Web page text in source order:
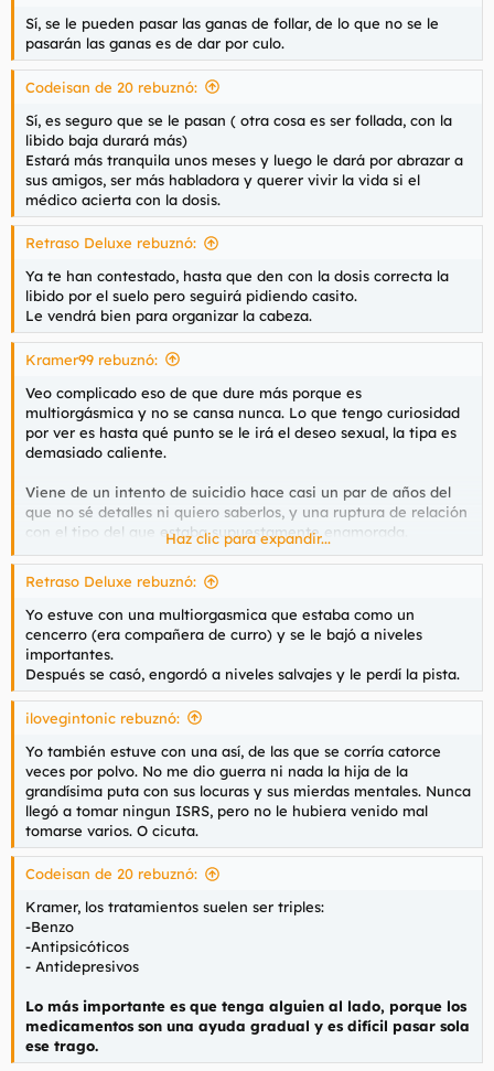
Sí, se le pueden pasar las ganas de follar, de lo que no se le
pasarán las ganas es de dar por culo.
Codeisan de 20 rebuznó:
Sí, es seguro que se le pasan ( otra cosa es ser follada, con la
libido baja durará más)
Estará más tranquila unos meses y luego le dará por abrazar a
sus amigos, ser más habladora y querer vivir la vida si el
médico acierta con la dosis.
Retraso Deluxe rebuznó:
Ya te han contestado, hasta que den con la dosis correcta la
libido por el suelo pero seguirá pidiendo casito.
Le vendrá bien para organizar la cabeza.
Kramer99 rebuznó:
Veo complicado eso de que dure más porque es
multiorgásmica y no se cansa nunca. Lo que tengo curiosidad
por ver es hasta qué punto se le irá el deseo sexual, la tipa es
demasiado caliente.
Viene de un intento de suicidio hace casi un par de años del
que no sé detalles ni quiero saberlos, y una ruptura de relación
con el tipo del que estaba supuestamente enamorada.
Depresión desde muchos años antes, ansiedad, muy mal
llevado el sentirse sola, necesidad de casito por un tubo y
algunas mierdas más. Es una de esas tías buenas
espectaculares en la cama de las que@Darkianosabiamente
aconsejaba huir sin mirar atrás
Ver el archivos adjunto 116018
El TLP: Huid, insensatos!!
Transtorno límite de la personalidad. Lo tiene el 5% de
la población, se ceba sobre todo en mujeres. Aquí un
poco de información, dada por una de ellas. Parece
algo que se puede sobrellevar, verdad? Pues no. La
inmensa mayoría acaban jodiendo la vida de todo
aquel con el que se cruzan...
foropl.com
Haz clic para expandir...
Retraso Deluxe rebuznó:
Yo estuve con una multiorgasmica que estaba como un
cencerro (era compañera de curro) y se le bajó a niveles
importantes.
Después se casó, engordó a niveles salvajes y le perdí la pista.
ilovegintonic rebuznó:
Yo también estuve con una así, de las que se corría catorce
veces por polvo. No me dio guerra ni nada la hija de la
grandísima puta con sus locuras y sus mierdas mentales. Nunca
llegó a tomar ningun ISRS, pero no le hubiera venido mal
tomarse varios. O cicuta.
Codeisan de 20 rebuznó:
Kramer, los tratamientos suelen ser triples:
-Benzo
-Antipsicóticos
- Antidepresivos
Lo más importante es que tenga alguien al lado, porque los
medicamentos son una ayuda gradual y es difícil pasar sola
ese trago.